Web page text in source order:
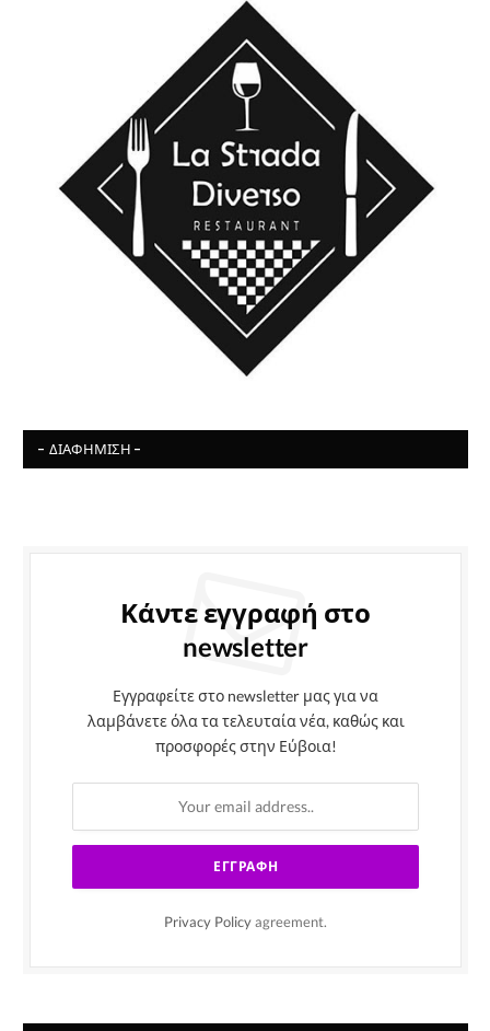
- ΔΙΑΦΉΜΙΣΗ -
Κάντε εγγραφή στο
newsletter
Εγγραφείτε στο newsletter μας για να
λαμβάνετε όλα τα τελευταία νέα, καθώς και
προσφορές στην Εύβοια!
Privacy Policy agreement.